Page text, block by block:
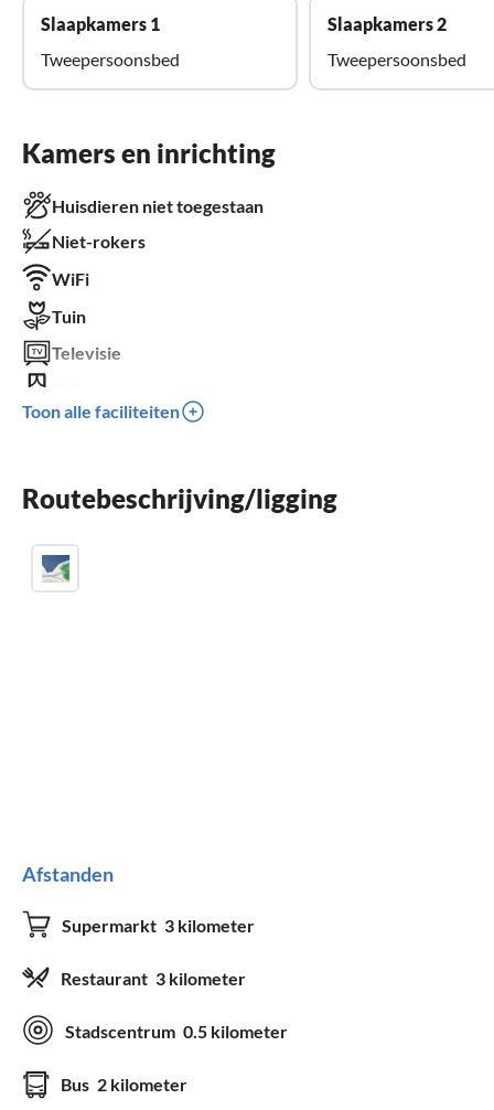
Slaapkamers 1
Tweepersoonsbed
Slaapkamers 2
Tweepersoonsbed
Kamers en inrichting
Huisdieren niet toegestaan
Niet-rokers
WiFi
Tuin
Televisie
Parkeren
Kinderen welkom
Toon alle faciliteiten
Routebeschrijving/ligging
Afstanden
Supermarkt 3 kilometer
Restaurant 3 kilometer
Stadscentrum 0.5 kilometer
Bus 2 kilometer